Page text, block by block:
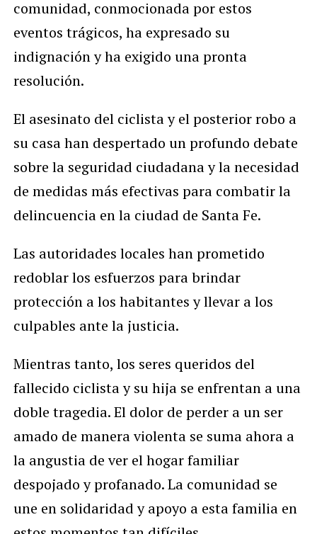
comunidad, conmocionada por estos
eventos trágicos, ha expresado su
indignación y ha exigido una pronta
resolución.
El asesinato del ciclista y el posterior robo a
su casa han despertado un profundo debate
sobre la seguridad ciudadana y la necesidad
de medidas más efectivas para combatir la
delincuencia en la ciudad de Santa Fe.
Las autoridades locales han prometido
redoblar los esfuerzos para brindar
protección a los habitantes y llevar a los
culpables ante la justicia.
Mientras tanto, los seres queridos del
fallecido ciclista y su hija se enfrentan a una
doble tragedia. El dolor de perder a un ser
amado de manera violenta se suma ahora a
la angustia de ver el hogar familiar
despojado y profanado. La comunidad se
une en solidaridad y apoyo a esta familia en